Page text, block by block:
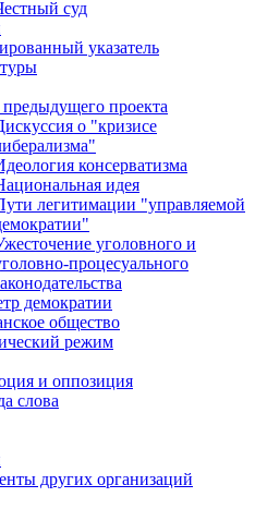
суд
указатель
проекта
о "кризисе
консерватизма
идея
легитимации "управляемой
уголовного и
процесуального
демократии
общество
режим
и оппозиция
слова
других организаций